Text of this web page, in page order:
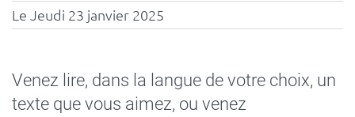
Le Jeudi 23 janvier 2025
Contenu
forme
Venez lire, dans la langue de votre choix, un
texte que vous aimez, ou venez